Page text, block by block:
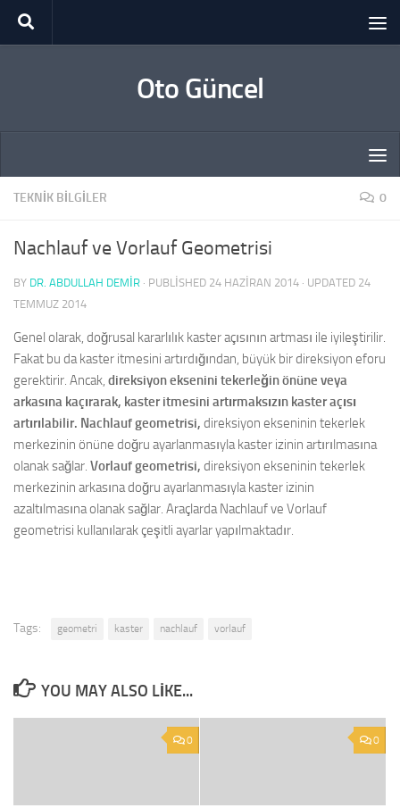
Skip to content
Oto Güncel
TEKNIK BILGILER 0
Nachlauf ve Vorlauf Geometrisi
BY DR. ABDULLAH DEMİR · PUBLISHED 24 HAZIRAN 2014 · UPDATED 24
TEMMUZ 2014
Genel olarak, doğrusal kararlılık kaster açısının artması ile iyileştirilir.
Fakat bu da kaster itmesini artırdığından, büyük bir direksiyon eforu
gerektirir. Ancak, direksiyon eksenini tekerleğin önüne veya
arkasına kaçırarak, kaster itmesini artırmaksızın kaster açısı
artırılabilir. Nachlauf geometrisi, direksiyon ekseninin tekerlek
merkezinin önüne doğru ayarlanmasıyla kaster izinin artırılmasına
olanak sağlar. Vorlauf geometrisi, direksiyon ekseninin tekerlek
merkezinin arkasına doğru ayarlanmasıyla kaster izinin
azaltılmasına olanak sağlar. Araçlarda Nachlauf ve Vorlauf
geometrisi kullanılarak çeşitli ayarlar yapılmaktadır.
Tags: geometri kaster nachlauf vorlauf
YOU MAY ALSO LIKE...
0 0